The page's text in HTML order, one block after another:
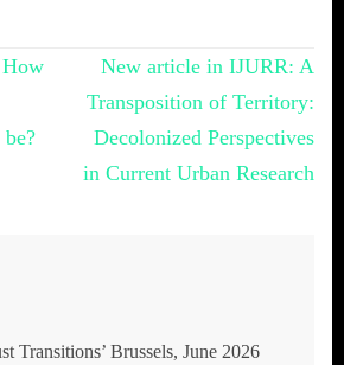
New article in IJURR: A
Transposition of Territory:
Decolonized Perspectives
in Current Urban Research
Transitions’ Brussels, June 2026